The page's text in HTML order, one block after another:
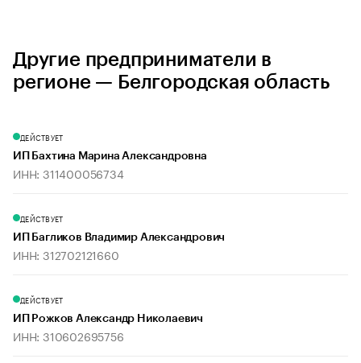
Другие предприниматели в
регионе — Белгородская область
ДЕЙСТВУЕТ
ИП Бахтина Марина Александровна
ИНН: 311400056734
ДЕЙСТВУЕТ
ИП Багликов Владимир Александрович
ИНН: 312702121660
ДЕЙСТВУЕТ
ИП Рожков Александр Николаевич
ИНН: 310602695756